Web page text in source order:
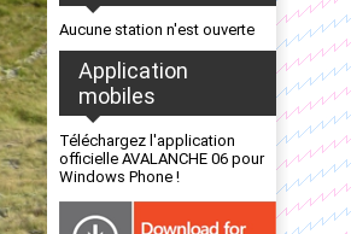
Aucune station n'est ouverte
Application
mobiles
Téléchargez l'application
officielle AVALANCHE 06 pour
Windows Phone !